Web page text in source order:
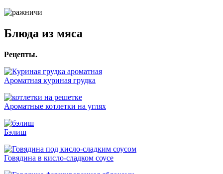
Блюда из мяса
Рецепты.
Ароматная куриная грудка
Ароматные котлетки на углях
Бэлиш
Говядина в кисло-сладком соусе